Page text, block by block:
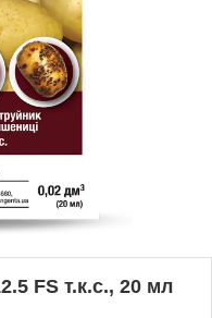
FS т.к.с., 20 мл